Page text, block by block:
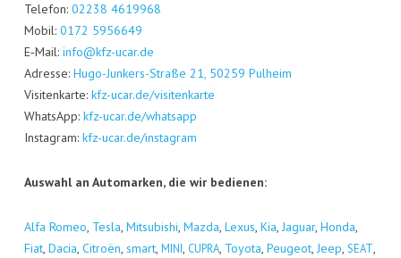
Tele­fon: 02238 4619968
Mobil: 0172 5956649
E‑Mail: info@kfz-ucar.de
Adres­se: Hugo-Jun­kers-Stra­ße 21, 50259 Pul­heim
Visi­ten­kar­te: kfz-ucar.de/visitenkarte
Whats­App: kfz-ucar.de/whatsapp
Insta­gram: kfz-ucar.de/instagram
Aus­wahl an Auto­mar­ken, die wir bedienen:
Alfa Romeo, Tes­la, Mitsu­bi­shi, Maz­da, Lexus, Kia, Jagu­ar, Hon­da,
Fiat, Dacia, Citro­ën, smart, MINI, CUPRA, Toyo­ta, Peu­geot, Jeep, SEAT,